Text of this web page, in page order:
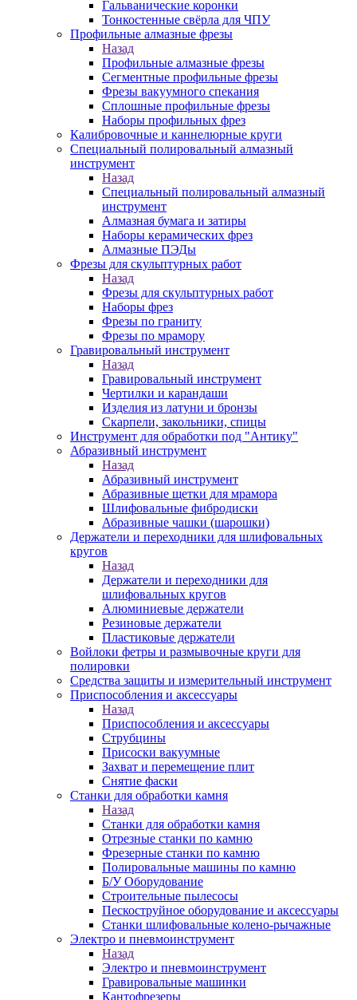
Гальванические коронки
Тонкостенные свёрла для ЧПУ
Профильные алмазные фрезы
Назад
Профильные алмазные фрезы
Сегментные профильные фрезы
Фрезы вакуумного спекания
Сплошные профильные фрезы
Наборы профильных фрез
Калибровочные и каннелюрные круги
Специальный полировальный алмазный
инструмент
Назад
Специальный полировальный алмазный
инструмент
Алмазная бумага и затиры
Наборы керамических фрез
Алмазные ПЭДы
Фрезы для скульптурных работ
Назад
Фрезы для скульптурных работ
Наборы фрез
Фрезы по граниту
Фрезы по мрамору
Гравировальный инструмент
Назад
Гравировальный инструмент
Чертилки и карандаши
Изделия из латуни и бронзы
Скарпели, закольники, спицы
Инструмент для обработки под "Антику"
Абразивный инструмент
Назад
Абразивный инструмент
Абразивные щетки для мрамора
Шлифовальные фибродиски
Абразивные чашки (шарошки)
Держатели и переходники для шлифовальных
кругов
Назад
Держатели и переходники для
шлифовальных кругов
Алюминиевые держатели
Резиновые держатели
Пластиковые держатели
Войлоки фетры и размывочные круги для
полировки
Средства защиты и измерительный инструмент
Приспособления и аксессуары
Назад
Приспособления и аксессуары
Струбцины
Присоски вакуумные
Захват и перемещение плит
Снятие фаски
Станки для обработки камня
Назад
Станки для обработки камня
Отрезные станки по камню
Фрезерные станки по камню
Полировальные машины по камню
Б/У Оборудование
Строительные пылесосы
Пескоструйное оборудование и аксессуары
Станки шлифовальные колено-рычажные
Электро и пневмоинструмент
Назад
Электро и пневмоинструмент
Гравировальные машинки
Кантофрезеры